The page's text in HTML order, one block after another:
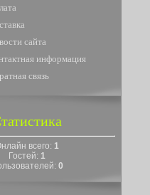
сайта
информация
связь
всего: 1
Гостей: 1
0